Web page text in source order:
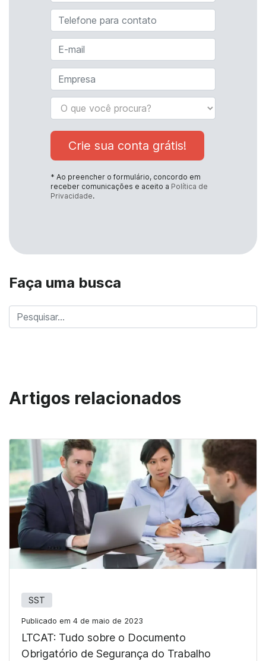
Crie sua conta grátis!
* Ao preencher o formulário, concordo em
receber comunicações e aceito a Política de
Privacidade.
Faça uma busca
Artigos relacionados
SST
Publicado em 4 de maio de 2023
LTCAT: Tudo sobre o Documento
Obrigatório de Segurança do Trabalho